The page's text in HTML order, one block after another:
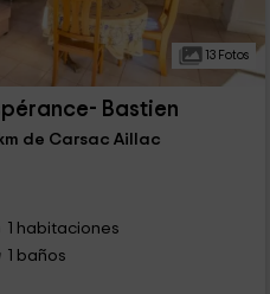
13 Fotos
Bastien
de Carsac Aillac
1 habitaciones
1 baños